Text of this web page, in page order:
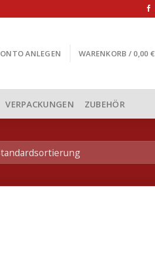
ANLEGEN WARENKORB / 0,00 €
VERPACKUNGEN ZUBEHÖR